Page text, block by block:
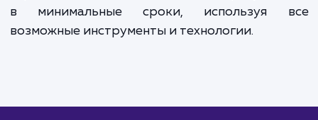
Сколько времени
Продвижение молодых сайтов